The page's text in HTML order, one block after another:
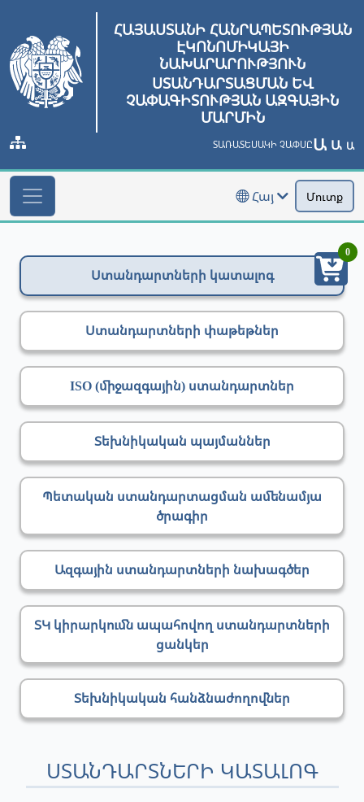
ՀԱՅԱՍՏԱՆԻ ՀԱՆՐԱՊԵՏՈՒԹՅԱՆ
ԷԿՈՆՈՄԻԿԱՅԻ
ՆԱԽԱՐԱՐՈՒԹՅՈՒՆ
ՍՏԱՆԴԱՐՏԱՑՄԱՆ ԵՎ
ՉԱՓԱԳԻՏՈՒԹՅԱՆ ԱԶԳԱՅԻՆ
ՄԱՐՄԻՆ
ՏԱՌԱՏԵՍԱԿԻ ՉԱՓՍԸԱ Ա Ա
Հայ Մուտք
Ստանդարտների կատալոգ
Ստանդարտների փաթեթներ
ISO (միջազգային) ստանդարտներ
Տեխնիկական պայմաններ
Պետական ստանդարտացման ամենամյա
ծրագիր
Ազգային ստանդարտների նախագծեր
ՏԿ կիրարկումն ապահովող ստանդարտների
ցանկեր
Տեխնիկական հանձնաժողովներ
ՍՏԱՆԴԱՐՏՆԵՐԻ ԿԱՏԱԼՈԳ
0